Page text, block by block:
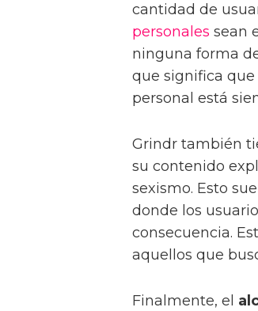
cantidad de
personales sean
ninguna forma
que significa
personal está
Grindr también
su contenido
sexismo. Esto
donde los
consecuencia.
aquellos que
Finalmente, el